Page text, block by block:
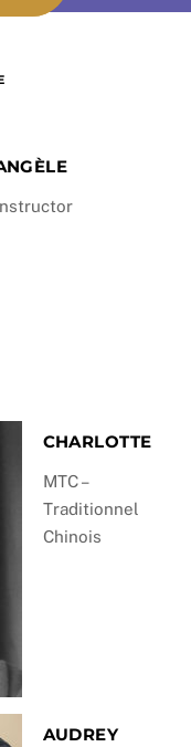
CHARLOTTE
MTC –
Traditionnel
Chinois
AUDREY